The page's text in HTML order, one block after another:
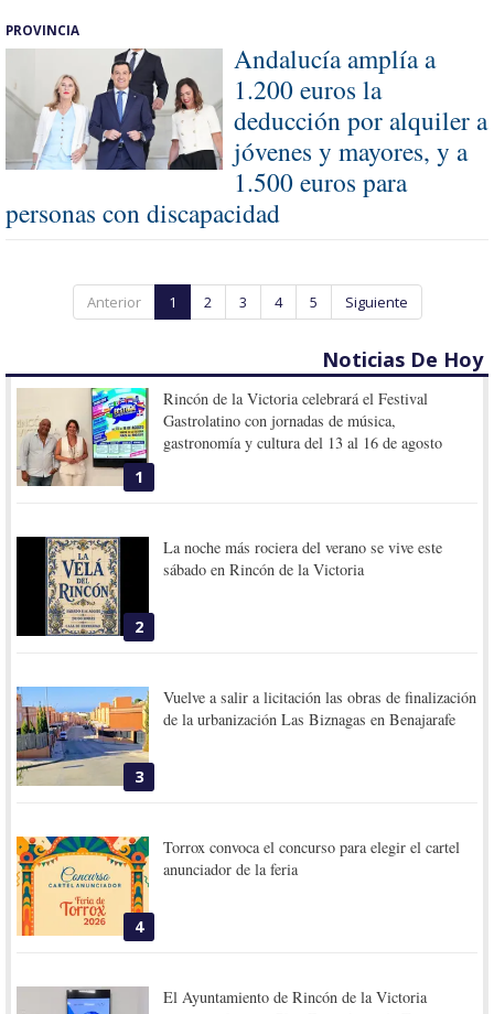
PROVINCIA
Andalucía amplía a
1.200 euros la
deducción por alquiler a
jóvenes y mayores, y a
1.500 euros para
personas con discapacidad
Anterior 1 2 3 4 5 Siguiente
Noticias De Hoy
1
Rincón de la Victoria celebrará el Festival
Gastrolatino con jornadas de música,
gastronomía y cultura del 13 al 16 de agosto
2
La noche más rociera del verano se vive este
sábado en Rincón de la Victoria
3
Vuelve a salir a licitación las obras de finalización
de la urbanización Las Biznagas en Benajarafe
4
Torrox convoca el concurso para elegir el cartel
anunciador de la feria
El Ayuntamiento de Rincón de la Victoria